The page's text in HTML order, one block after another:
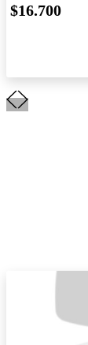
$16.700